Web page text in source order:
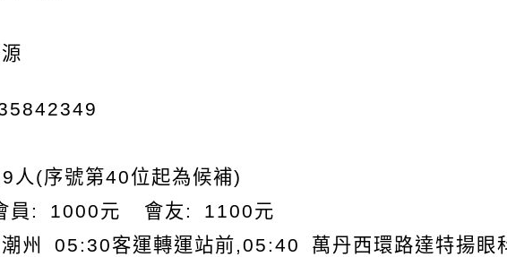
人(序號第40位起為候補)
員: 1000元 會友: 1100元
州 05:30客運轉運站前,05:40 萬丹西環路達特揚